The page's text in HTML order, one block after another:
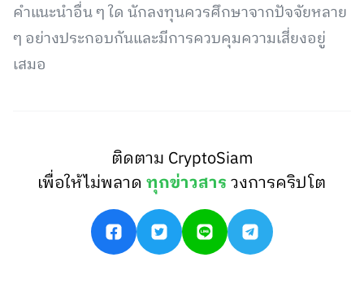
คำแนะนำอื่น ๆ ใด นักลงทุนควรศึกษาจากปัจจัยหลาย
ๆ อย่างประกอบกันและมีการควบคุมความเสี่ยงอยู่
เสมอ
ติดตาม CryptoSiam
เพื่อให้ไม่พลาดทุกข่าวสารวงการคริปโต